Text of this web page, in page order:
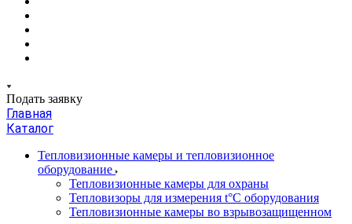
Подать заявку
Главная
Каталог
Тепловизионные камеры и тепловизионное
оборудование
Тепловизионные камеры для охраны
Тепловизоры для измерения t°С оборудования
Тепловизионные камеры во взрывозащищенном